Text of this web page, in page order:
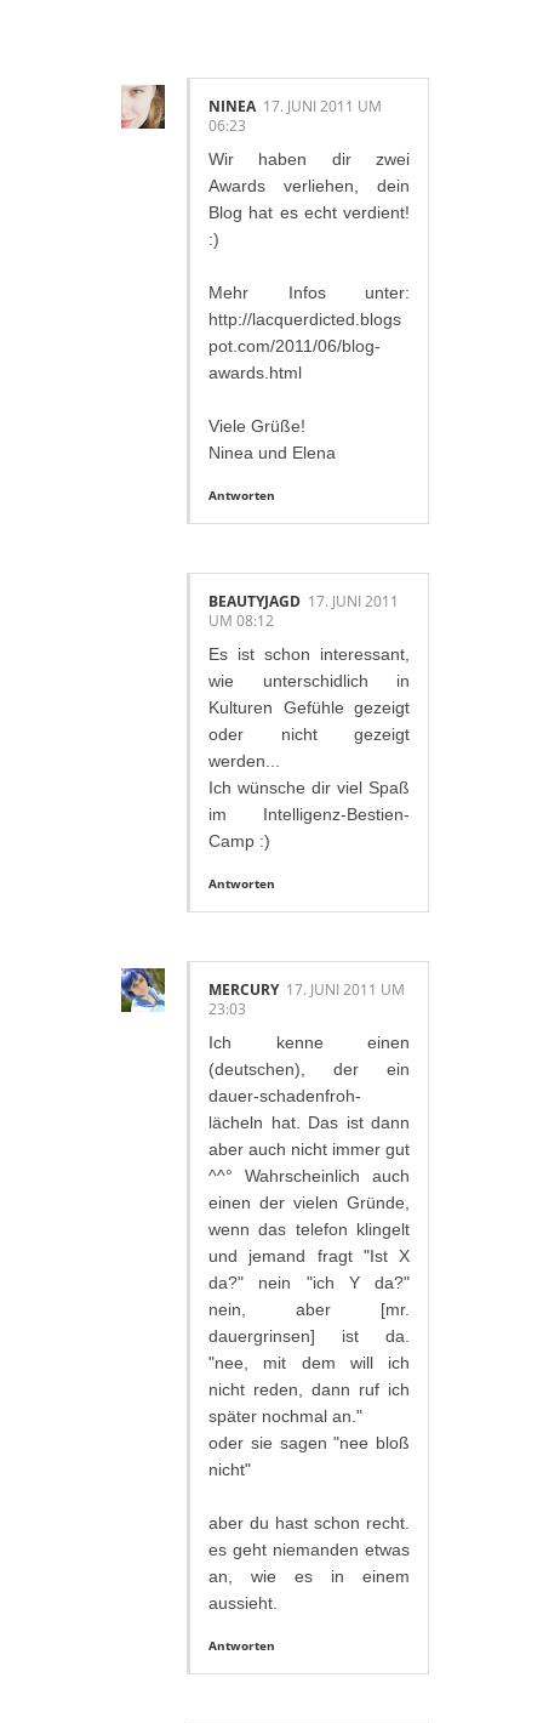
NINEA 17. JUNI 2011 UM
06:23
Wir haben dir zwei
Awards verliehen, dein
Blog hat es echt verdient!
:)
Mehr Infos unter:
http://lacquerdicted.blogs
pot.com/2011/06/blog-
awards.html
Viele Grüße!
Ninea und Elena
Antworten
BEAUTYJAGD 17. JUNI 2011
UM 08:12
Es ist schon interessant,
wie unterschidlich in
Kulturen Gefühle gezeigt
oder nicht gezeigt
werden...
Ich wünsche dir viel Spaß
im Intelligenz-Bestien-
Camp :)
Antworten
MERCURY 17. JUNI 2011 UM
23:03
Ich kenne einen
(deutschen), der ein
dauer-schadenfroh-
lächeln hat. Das ist dann
aber auch nicht immer gut
^^° Wahrscheinlich auch
einen der vielen Gründe,
wenn das telefon klingelt
und jemand fragt "Ist X
da?" nein "ich Y da?"
nein, aber [mr.
dauergrinsen] ist da.
"nee, mit dem will ich
nicht reden, dann ruf ich
später nochmal an."
oder sie sagen "nee bloß
nicht"
aber du hast schon recht.
es geht niemanden etwas
an, wie es in einem
aussieht.
Antworten